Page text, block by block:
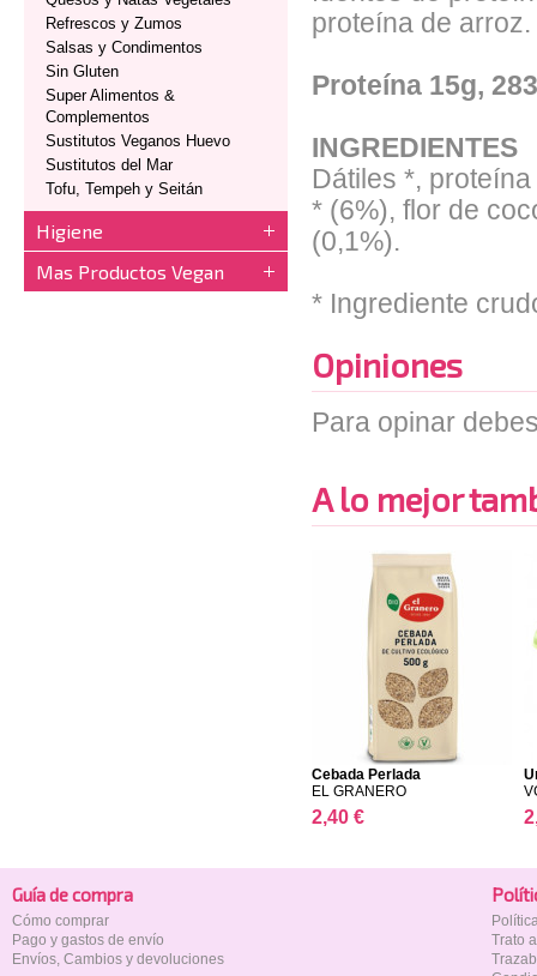
Refrescos y Zumos
Salsas y Condimentos
Sin Gluten
Super Alimentos &
Complementos
Sustitutos Veganos Huevo
Sustitutos del Mar
Tofu, Tempeh y Seitán
Higiene
Mas Productos Vegan
proteína de arroz.
Proteína 15g,
INGREDIENTES
Dátiles *,
* (6%), flor de
(0,1%).
* Ingrediente
Opiniones
Para opinar
A lo mejor
Cebada Perlada
EL GRANERO
2,40 €
Guía de compra
Cómo comprar
Pago y gastos de envío
Envíos, Cambios y devoluciones
Trato